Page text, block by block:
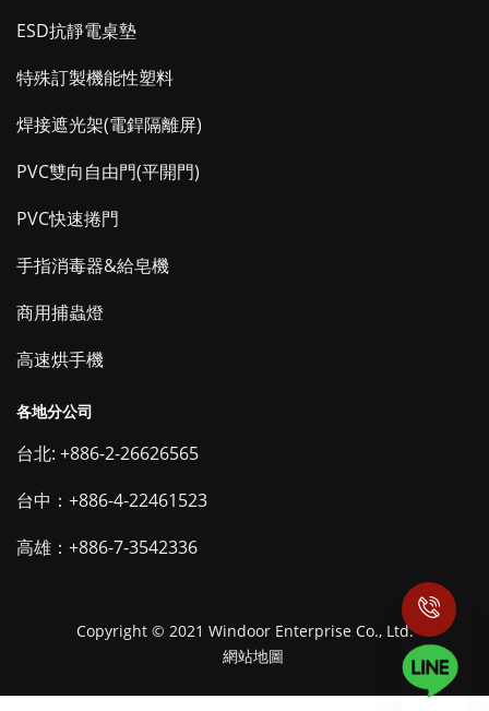
ESD抗靜電桌墊
特殊訂製機能性塑料
焊接遮光架(電銲隔離屏)
PVC雙向自由門(平開門)
PVC快速捲門
手指消毒器&給皂機
商用捕蟲燈
高速烘手機
各地分公司
台北: +886-2-26626565
台中：+886-4-22461523
高雄：+886-7-3542336
Copyright © 2021 Windoor Enterprise Co., Ltd.
網站地圖